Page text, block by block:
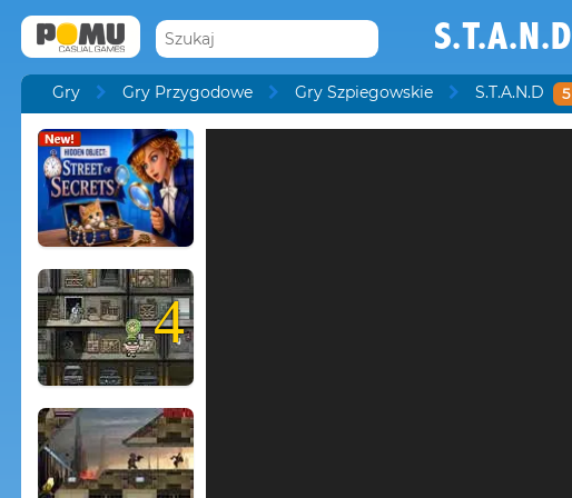
S.T.A.N.D
Gry Gry Przygodowe Gry Szpiegowskie S.T.A.N.D 5
4